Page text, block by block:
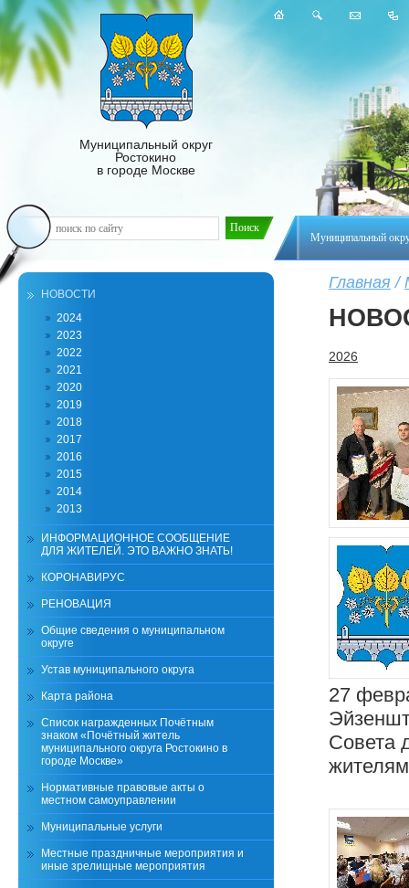
Муниципальный
Муниципальный округ
Ростокино
в городе Москве
Главная /
2026
27
Совета
НОВОСТИ
2024
2023
2022
2021
2020
2019
2018
2017
2016
2015
2014
2013
ИНФОРМАЦИОННОЕ СООБЩЕНИЕ
ДЛЯ ЖИТЕЛЕЙ. ЭТО ВАЖНО ЗНАТЬ!
КОРОНАВИРУС
РЕНОВАЦИЯ
Общие сведения о муниципальном
округе
Устав муниципального округа
Карта района
Список награжденных Почётным
знаком «Почётный житель
муниципального округа Ростокино в
городе Москве»
Нормативные правовые акты о
местном самоуправлении
Муниципальные услуги
Местные праздничные мероприятия и
иные зрелищные мероприятия